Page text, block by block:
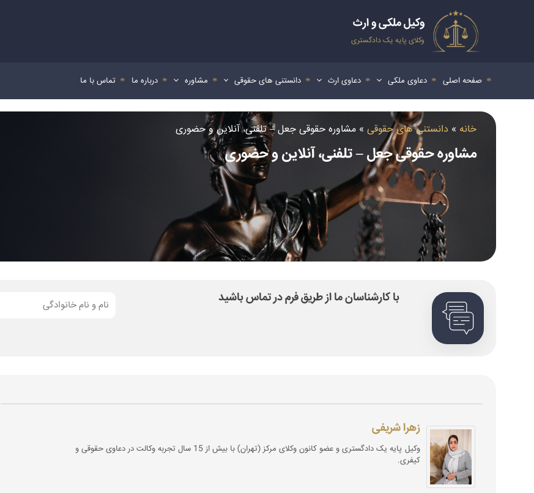
وکیل ملکی و ارث
وکلای پایه یک دادگستری
صفحه اصلی دعاوی ملکی دعاوی ارث دانستنی های حقوقی مشاوره درباره ما تماس با ما
خانه » دانستنی های حقوقی »مشاوره حقوقی جعل – تلفنی، آنلاین و حضوری
مشاوره حقوقی جعل – تلفنی، آنلاین و حضوری
با کارشناسان ما از طریق فرم در تماس باشید
زهرا شریفی
وکیل پایه یک دادگستری و عضو کانون وکلای مرکز (تهران) با بیش از 15 سال تجربه وکالت در دعاوی حقوقی و
کیفری.